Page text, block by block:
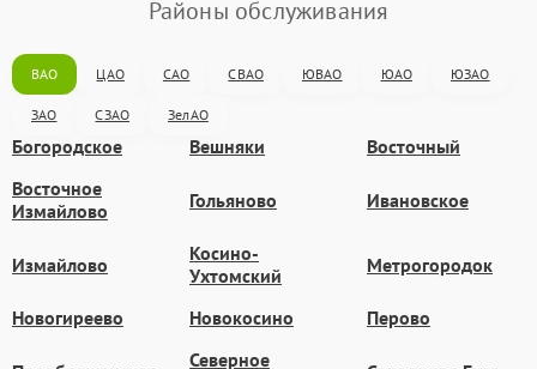
Районы обслуживания
ВАО ЦАО САО СВАО ЮВАО ЮАО ЮЗАО
ЗАО СЗАО ЗелАО
Богородское Вешняки
Восточный
Восточное
Измайлово
Гольяново Ивановское
Измайлово
Косино-
Ухтомский
Метрогородок
Новогиреево Новокосино Перово
Северное